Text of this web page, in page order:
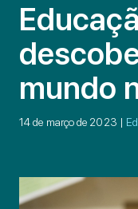
mundo
14 de março de 2023 |